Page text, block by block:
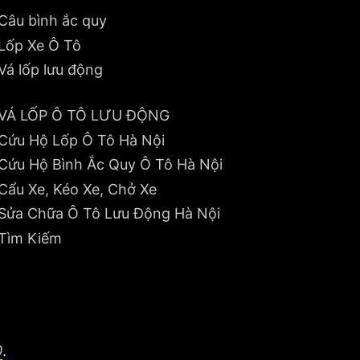
bình ắc quy
Xe Ô Tô
lốp lưu động
LỐP Ô TÔ LƯU ĐỘNG
Hộ Lốp Ô Tô Hà Nội
Hộ Bình Ắc Quy Ô Tô Hà Nội
Xe, Kéo Xe, Chở Xe
Chữa Ô Tô Lưu Động Hà Nội
Kiếm
.